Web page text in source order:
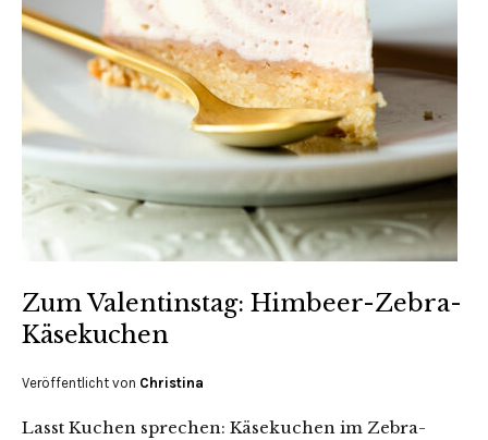
Zum Valentinstag: Himbeer-Zebra-
Käsekuchen
Veröffentlicht von Christina
Lasst Kuchen sprechen: Käsekuchen im Zebra-